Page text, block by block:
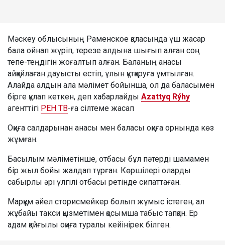
Мәскеу облысының Раменское қаласында үш жасар
бала ойнап жүріп, терезе алдына шығып алған соң
тепе-теңдігін жоғалтып алған. Баланың анасы
айқайлаған дауысты естіп, ұлын құтқаруға ұмтылған.
Алайда алдын ала мәлімет бойынша, ол да баласымен
бірге құлап кеткен, деп хабарлайды Azattyq Rýhy
агенттігі РЕН ТВ-ға сілтеме жасап
Оқиға салдарынан анасы мен баласы оқиға орнында көз
жұмған.
Басылым мәліметінше, отбасы бұл пәтерді шамамен
бір жыл бойы жалдап тұрған. Көршілері оларды
сабырлы әрі үлгілі отбасы ретінде сипаттаған.
Марқұм әйел сторисмейкер болып жұмыс істеген, ал
жұбайы такси қызметімен қосымша табыс тапқан. Ер
адам қайғылы оқиға туралы кейінірек білген.